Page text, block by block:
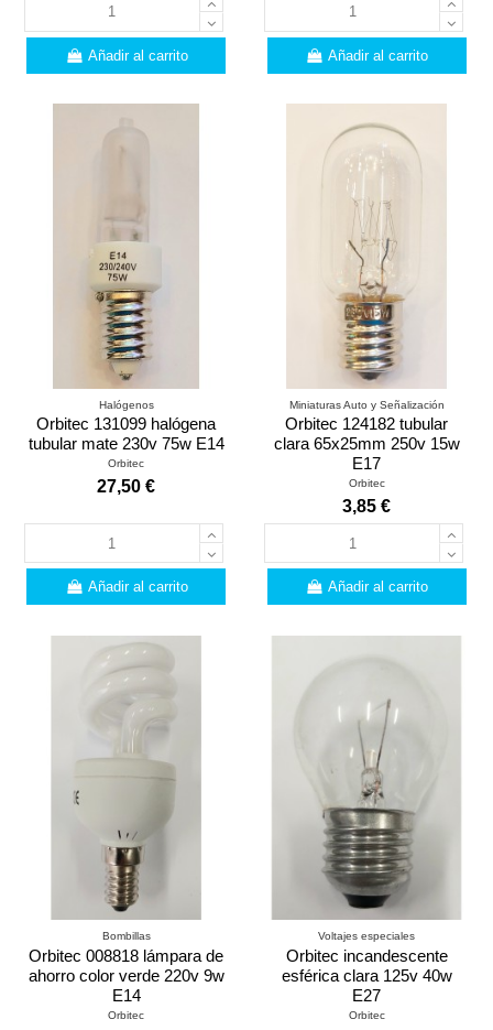
Añadir al carrito Añadir al carrito
Halógenos
Orbitec 131099 halógena
tubular mate 230v 75w E14
Orbitec
27,50 €
Añadir al carrito
Miniaturas Auto y Señalización
Orbitec 124182 tubular
clara 65x25mm 250v 15w
E17
Orbitec
3,85 €
Añadir al carrito
Bombillas
Orbitec 008818 lámpara de
ahorro color verde 220v 9w
E14
Orbitec
Voltajes especiales
Orbitec incandescente
esférica clara 125v 40w
E27
Orbitec